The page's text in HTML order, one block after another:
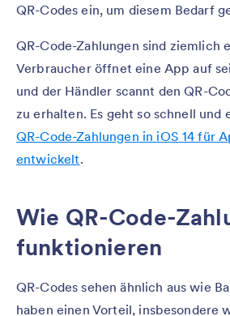
QR-Codes ein, um diesem Bedarf
QR-Code-Zahlungen sind ziemlich
Verbraucher öffnet eine App auf
und der Händler scannt den QR-
zu erhalten. Es geht so schnell und
QR-Code-Zahlungen in iOS 14 für
entwickelt.
Wie QR-Code-
funktionieren
QR-Codes sehen ähnlich aus wie
haben einen Vorteil, insbesondere